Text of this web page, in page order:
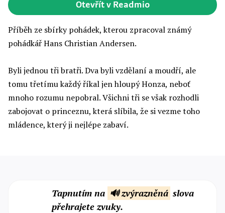
Otevřít v Readmio
Příběh ze sbírky pohádek, kterou zpracoval známý
pohádkář Hans Christian Andersen.
Byli jednou tři bratři. Dva byli vzdělaní a moudří, ale
tomu třetímu každý říkal jen hloupý Honza, neboť
mnoho rozumu nepobral. Všichni tři se však rozhodli
zabojovat o princeznu, která slíbila, že si vezme toho
mládence, který ji nejlépe zabaví.
Tapnutím na 🔊 zvýrazněná slova
přehrajete zvuky.